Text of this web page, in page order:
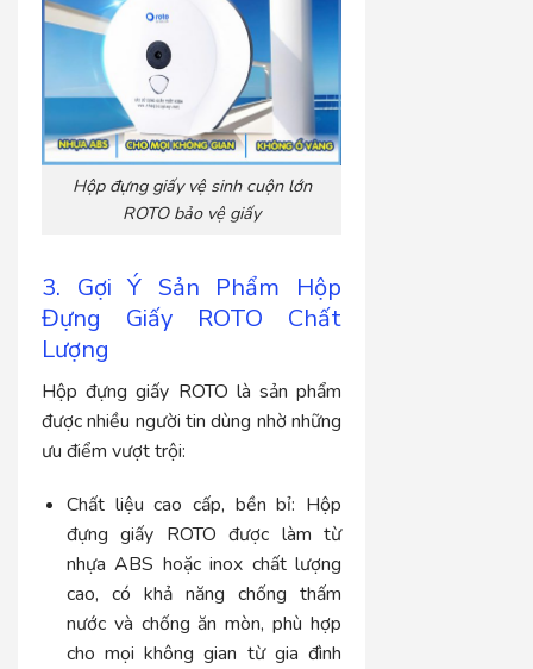
Hộp đựng giấy vệ sinh cuộn lớn
ROTO bảo vệ giấy
3. Gợi Ý Sản Phẩm Hộp
Đựng Giấy ROTO Chất
Lượng
Hộp đựng giấy ROTO là sản phẩm
được nhiều người tin dùng nhờ những
ưu điểm vượt trội:
Chất liệu cao cấp, bền bỉ: Hộp
đựng giấy ROTO được làm từ
nhựa ABS hoặc inox chất lượng
cao, có khả năng chống thấm
nước và chống ăn mòn, phù hợp
cho mọi không gian từ gia đình